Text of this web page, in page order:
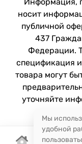
носит
публичной
437
Федерации.
спецификация
товара могут
уточняйте
Мы
удобной